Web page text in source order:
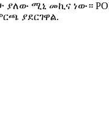
ያለው ሚኒ መኪና ነው።
ያደርገዋል.